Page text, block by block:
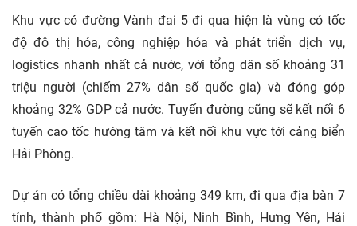
Khu vực có đường Vành đai 5 đi qua hiện là vùng có tốc
độ đô thị hóa, công nghiệp hóa và phát triển dịch vụ,
logistics nhanh nhất cả nước, với tổng dân số khoảng 31
triệu người (chiếm 27% dân số quốc gia) và đóng góp
khoảng 32% GDP cả nước. Tuyến đường cũng sẽ kết nối 6
tuyến cao tốc hướng tâm và kết nối khu vực tới cảng biển
Hải Phòng.
Dự án có tổng chiều dài khoảng 349 km, đi qua địa bàn 7
tỉnh, thành phố gồm: Hà Nội, Ninh Bình, Hưng Yên, Hải